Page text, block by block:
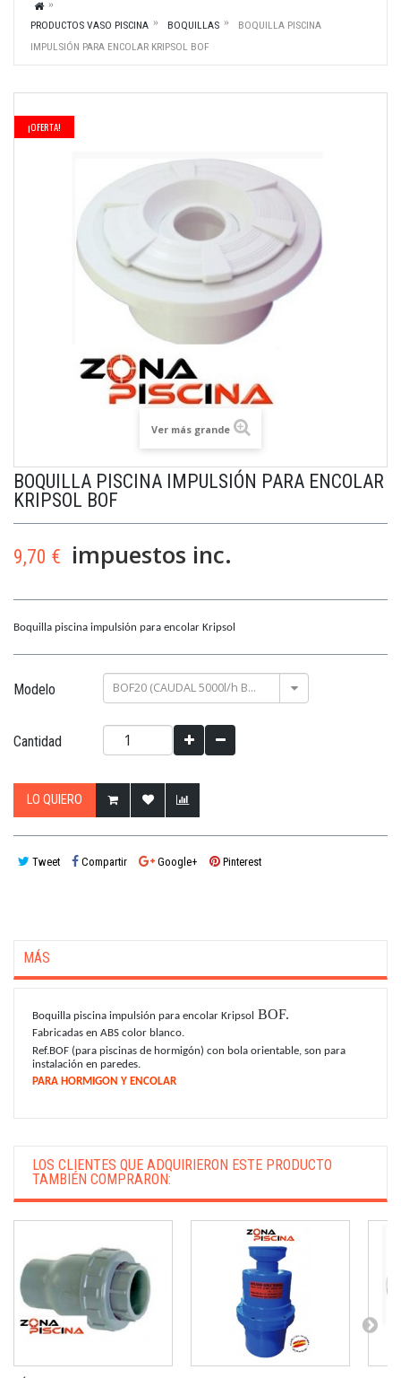
PRODUCTOS VASO PISCINA BOQUILLAS
BOQUILLA PISCINA
IMPULSIÓN PARA ENCOLAR KRIPSOL BOF
¡OFERTA!
Ver más grande
BOQUILLA PISCINA IMPULSIÓN PARA ENCOLAR
KRIPSOL BOF
9,70 € impuestos inc.
Boquilla piscina impulsión para encolar Kripsol
Modelo BOF20 (CAUDAL 5000l/h BOLA Ø20/CONEX 63(PN10))
Cantidad
LO QUIERO
Tweet Compartir Google+ Pinterest
MÁS
Boquilla piscina impulsión para encolar Kripsol BOF.
Fabricadas en ABS color blanco.
Ref.BOF (para piscinas de hormigón) con bola orientable, son para
instalación en paredes.
PARA HORMIGON Y ENCOLAR
LOS CLIENTES QUE ADQUIRIERON ESTE PRODUCTO
TAMBIÉN COMPRARON: